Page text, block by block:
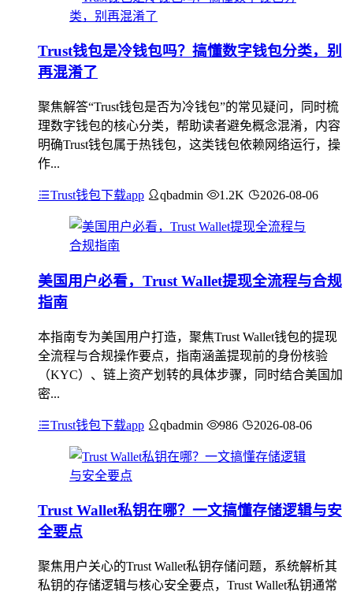
Trust钱包是冷钱包吗？搞懂数字钱包分类，别
再混淆了
聚焦解答“Trust钱包是否为冷钱包”的常见疑问，同时梳
理数字钱包的核心分类，帮助读者避免概念混淆，内容
明确Trust钱包属于热钱包，这类钱包依赖网络运行，操
作...
Trust钱包下载app qbadmin 1.2K 2026-08-06
美国用户必看，Trust Wallet提现全流程与合规
指南
本指南专为美国用户打造，聚焦Trust Wallet钱包的提现
全流程与合规操作要点，指南涵盖提现前的身份核验
（KYC）、链上资产划转的具体步骤，同时结合美国加
密...
Trust钱包下载app qbadmin 986 2026-08-06
Trust Wallet私钥在哪？一文搞懂存储逻辑与安
全要点
聚焦用户关心的Trust Wallet私钥存储问题，系统解析其
私钥的存储逻辑与核心安全要点，Trust Wallet私钥通常